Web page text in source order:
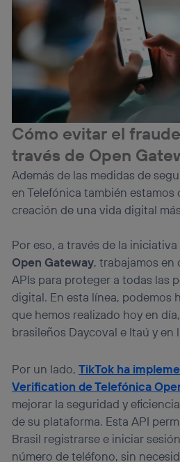
Cómo evitar el
través de Open
Además de las medidas de
en Telefónica también
creación de una vida digital
Por eso, a través de la
Open Gateway, trabajamos en
APIs para proteger a todas las
digital. En esta línea, podemos
que hemos realizado hoy en
brasileños Daycoval e Itaú y en
Por un lado,TikTok ha
Verification de Telefónica
mejorar la seguridad y
de su plataforma. Esta API
Brasil registrarse e iniciar
número de teléfono, sin